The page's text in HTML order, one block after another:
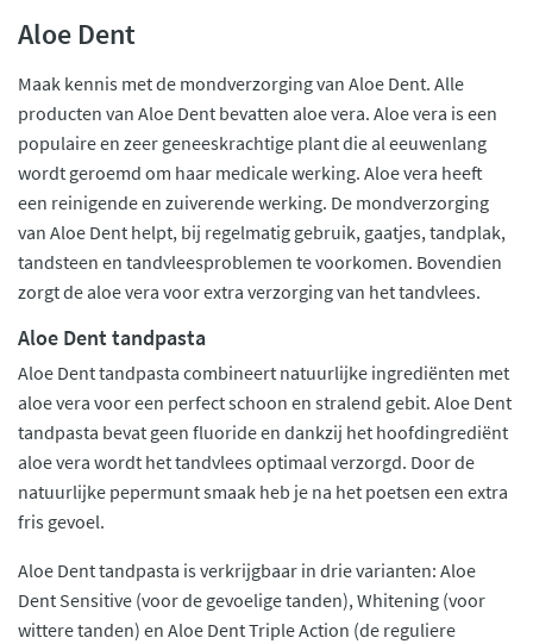
Aloe Dent
Maak kennis met de mondverzorging van Aloe Dent. Alle
producten van Aloe Dent bevatten aloe vera. Aloe vera is een
populaire en zeer geneeskrachtige plant die al eeuwenlang
wordt geroemd om haar medicale werking. Aloe vera heeft
een reinigende en zuiverende werking. De mondverzorging
van Aloe Dent helpt, bij regelmatig gebruik, gaatjes, tandplak,
tandsteen en tandvleesproblemen te voorkomen. Bovendien
zorgt de aloe vera voor extra verzorging van het tandvlees.
Aloe Dent tandpasta
Aloe Dent tandpasta combineert natuurlijke ingrediënten met
aloe vera voor een perfect schoon en stralend gebit. Aloe Dent
tandpasta bevat geen fluoride en dankzij het hoofdingrediënt
aloe vera wordt het tandvlees optimaal verzorgd. Door de
natuurlijke pepermunt smaak heb je na het poetsen een extra
fris gevoel.
Aloe Dent tandpasta is verkrijgbaar in drie varianten: Aloe
Dent Sensitive (voor de gevoelige tanden), Whitening (voor
wittere tanden) en Aloe Dent Triple Action (de reguliere